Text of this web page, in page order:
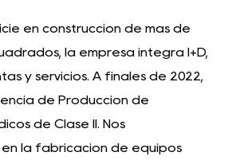
en construcción de más de
la empresa integra I+D,
y servicios. A finales de 2022,
de Producción de
de Clase II. Nos
en la fabricación de equipos